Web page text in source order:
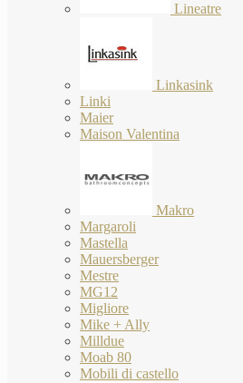
Lineatre
Linkasink
Linki
Maier
Maison Valentina
Makro
Margaroli
Mastella
Mauersberger
Mestre
MG12
Migliore
Mike + Ally
Milldue
Moab 80
Mobili di castello